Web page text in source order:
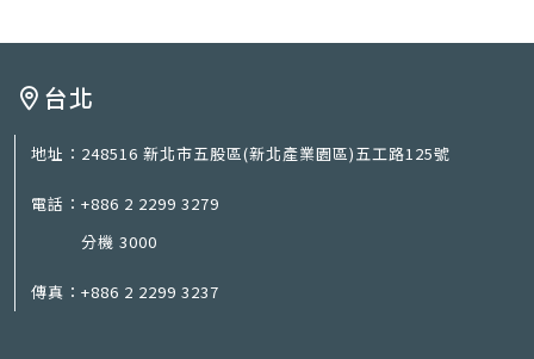
台北
地址： 248516 新北市五股區(新北產業園區)五工路125號
電話： +886 2 2299 3279
分機 3000
傳真： +886 2 2299 3237